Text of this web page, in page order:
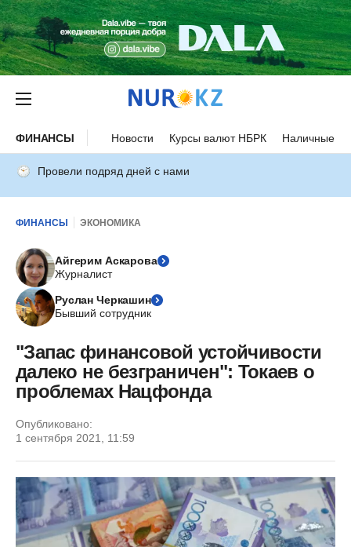
ФИНАНСЫ Новости Курсы валют НБРК Наличные
Провели подряд дней с нами
ФИНАНСЫ ЭКОНОМИКА
Айгерим Аскарова
Журналист
Руслан Черкашин
Бывший сотрудник
"Запас финансовой устойчивости
далеко не безграничен": Токаев о
проблемах Нацфонда
Опубликовано:
1 сентября 2021, 11:59